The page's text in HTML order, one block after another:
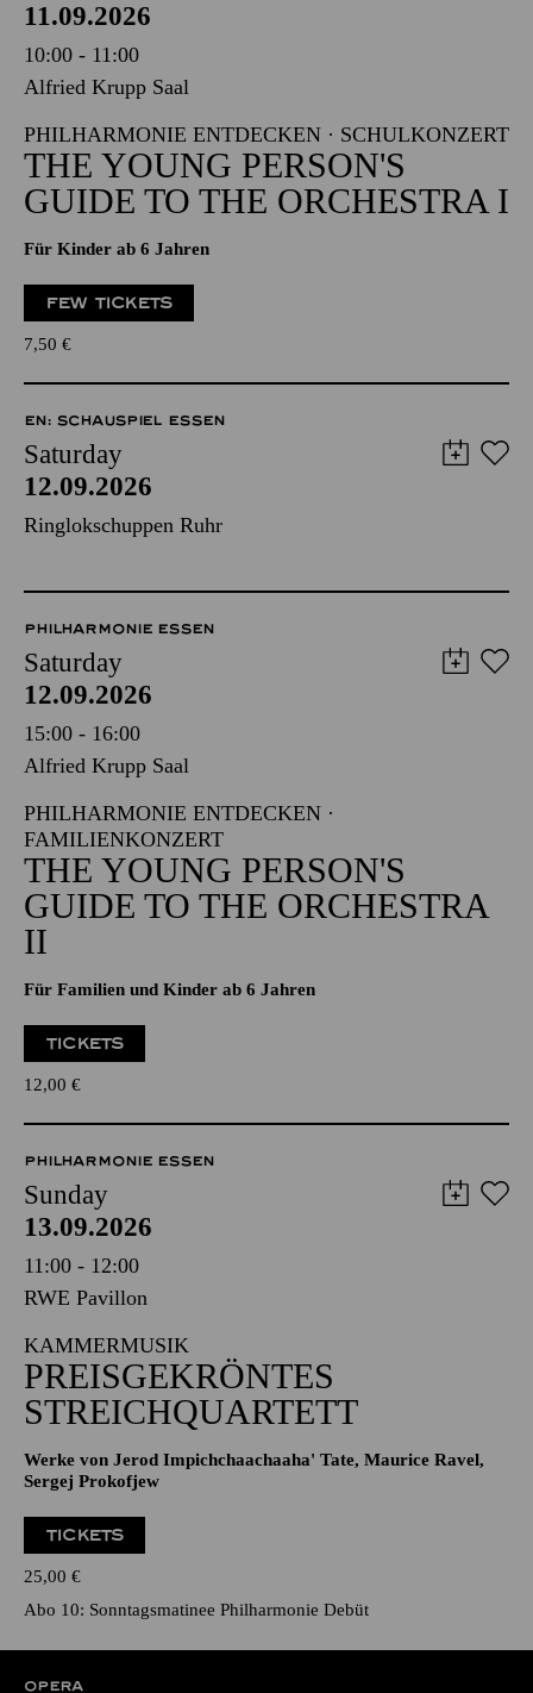
11.09.2026
10:00 - 11:00
Alfried Krupp Saal
PHILHARMONIE ENTDECKEN · SCHULKONZERT
THE YOUNG PERSON'S
GUIDE TO THE ORCHESTRA I
Für Kinder ab 6 Jahren
FEW TICKETS
7,50 €
EN: SCHAUSPIEL ESSEN
Saturday
12.09.2026
Ringlokschuppen Ruhr
PHILHARMONIE ESSEN
Saturday
12.09.2026
15:00 - 16:00
Alfried Krupp Saal
PHILHARMONIE ENTDECKEN ·
FAMILIENKONZERT
THE YOUNG PERSON'S
GUIDE TO THE ORCHESTRA
II
Für Familien und Kinder ab 6 Jahren
TICKETS
12,00 €
PHILHARMONIE ESSEN
Sunday
13.09.2026
11:00 - 12:00
RWE Pavillon
KAMMERMUSIK
PREISGEKRÖNTES
STREICHQUARTETT
Werke von Jerod Impichchaachaaha' Tate, Maurice Ravel,
Sergej Prokofjew
TICKETS
25,00 €
Abo 10: Sonntagsmatinee Philharmonie Debüt
OPERA